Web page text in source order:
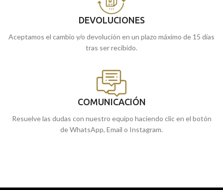
DEVOLUCIONES
Aceptamos el cambio y/o devolución en un plazo máximo de 15 días
tras ser recibido.
COMUNICACIÓN
Resuelve las dudas con nuestro equipo haciendo clic en el botón
de WhatsApp, Email o Instagram.